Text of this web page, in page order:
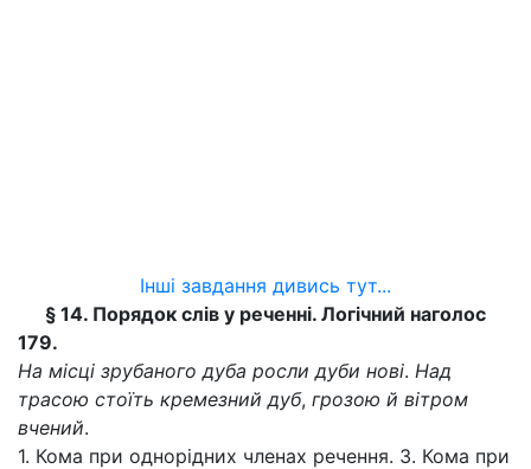
Інші завдання дивись тут...
§ 14. Порядок слів у реченні. Логічний наголос
179.
На місці зрубаного дуба росли дуби нові. Над
трасою стоїть кремезний дуб, грозою й вітром
вчений.
1. Кома при однорідних членах речення. 3. Кома при